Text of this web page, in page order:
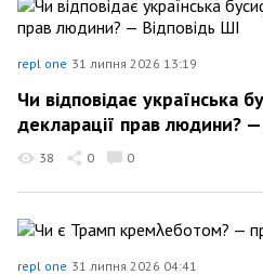
repl one 31 липня 2026 13:19
Чи відповідає українська
декларації прав людини? —
38 0 0
repl one 31 липня 2026 04:41